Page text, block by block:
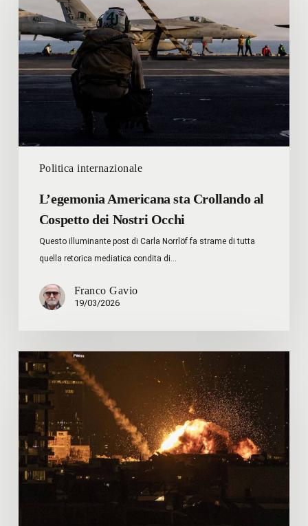
Politica internazionale
sta
Crollando
al
Cospetto
dei
Nostri
L’egemonia Americana sta Crollando al
Cospetto dei Nostri Occhi
Questo illuminante post di Carla Norrlöf fa strame di tutta
quella retorica mediatica condita di…
Franco Gavio
19/03/2026
Perché
attaccare
l’Iran?